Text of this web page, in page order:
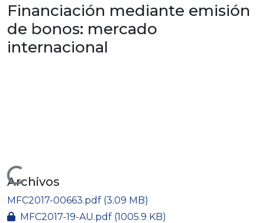
Financiación mediante emisión
de bonos: mercado
internacional
Cargando...
Archivos
MFC2017-00663.pdf (3.09 MB)
MFC2017-19-AU.pdf (1005.9 KB)